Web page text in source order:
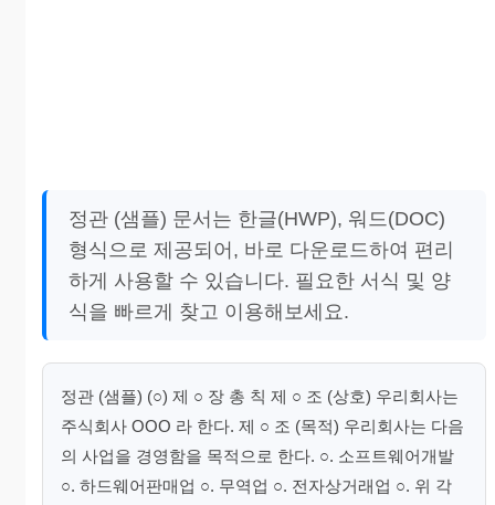
정관 (샘플) 문서는 한글(HWP), 워드(DOC)
형식으로 제공되어, 바로 다운로드하여 편리
하게 사용할 수 있습니다. 필요한 서식 및 양
식을 빠르게 찾고 이용해보세요.
정관 (샘플) (○) 제 ○ 장 총 칙 제 ○ 조 (상호) 우리회사는
주식회사 OOO 라 한다. 제 ○ 조 (목적) 우리회사는 다음
의 사업을 경영함을 목적으로 한다. ○. 소프트웨어개발
○. 하드웨어판매업 ○. 무역업 ○. 전자상거래업 ○. 위 각